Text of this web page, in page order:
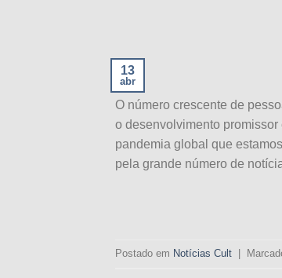
13
abr
O número crescente de
o desenvolvimento
pandemia global que
pela grande número de
Postado em Notícias Cult